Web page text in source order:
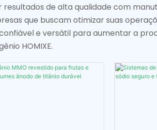
de alta qualidade com
que buscam otimizar suas
e versátil para aumentar a
HOMIXE.